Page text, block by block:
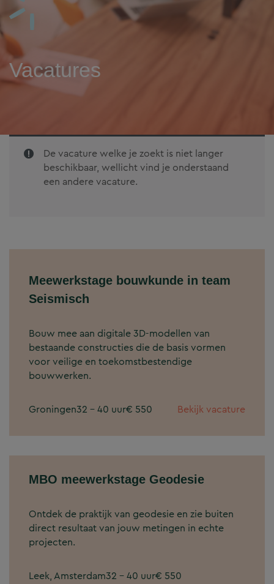
Vacatures
De vacature welke je zoekt is niet langer
beschikbaar, wellicht vind je onderstaand
een andere vacature.
Meewerkstage bouwkunde in team
Seismisch
Bouw mee aan digitale 3D-modellen van
bestaande constructies die de basis vormen
voor veilige en toekomstbestendige
bouwwerken.
Groningen32 - 40 uur€ 550 Bekijk vacature
MBO meewerkstage Geodesie
Ontdek de praktijk van geodesie en zie buiten
direct resultaat van jouw metingen in echte
projecten.
Leek, Amsterdam32 - 40 uur€ 550